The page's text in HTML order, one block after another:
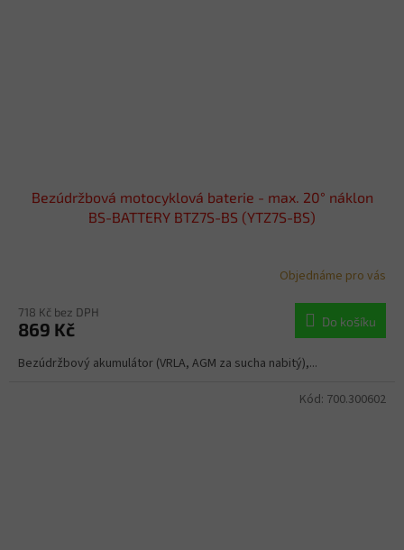
Bezúdržbová motocyklová baterie - max. 20° náklon
BS-BATTERY BTZ7S-BS (YTZ7S-BS)
Objednáme pro vás
718 Kč bez DPH
869 Kč Do košíku
Bezúdržbový akumulátor (VRLA, AGM za sucha nabitý),...
Kód: 700.300602